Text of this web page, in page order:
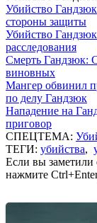
Убийство
стороны защиты
Убийство
расследования
Смерть Гандзюк:
виновных
Мангер обвинил
по делу Гандзюк
Нападение на
приговор
СПЕЦТЕМА:
ТЕГИ: убийства,
Если вы заметили
нажмите